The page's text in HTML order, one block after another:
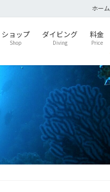
ホーム
ショップ
Shop
ダイビング
Diving
料金
Price